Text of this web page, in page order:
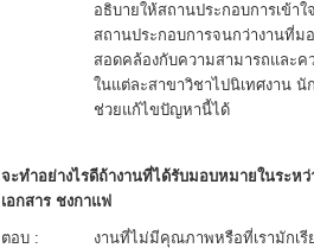
อธิบายให้สถานประกอบการเข้า
สถานประกอบการจนกว่างานที่
สอดคล้องกับความสามารถและ
ในแต่ละสาขาวิชาไปนิเทศงาน
ช่วยแก้ไขปัญหานี้ได้
จะทำอย่างไรดีถ้างานที่ได้รับมอบหมายในระห
เอกสาร ชงกาแฟ
ตอบ :
งานที่ไม่มีคุณภาพหรือที่เรามักเรี